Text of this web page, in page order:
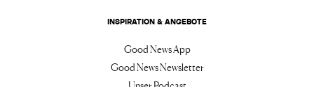
INSPIRATION & ANGEBOTE
Good News App
Good News Newsletter